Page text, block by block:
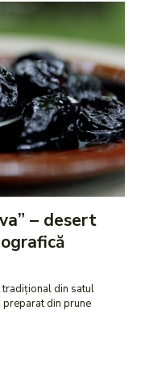
– desert
tradițional din satul
din prune